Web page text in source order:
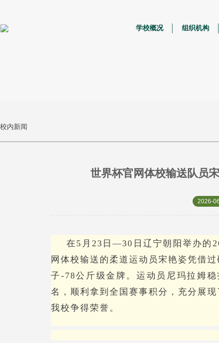
学校概况 组织机构
校内新闻
世界杯官网体校输送队员
2026-
在 5月23日—30日辽宁朝阳举办的
网体校输送的柔道运动员宋艳姿凭借
子-78公斤级金牌。运动员尼玛拉姆
名，顺利拿到全国赛事积分，充分展
我校争得荣誉。